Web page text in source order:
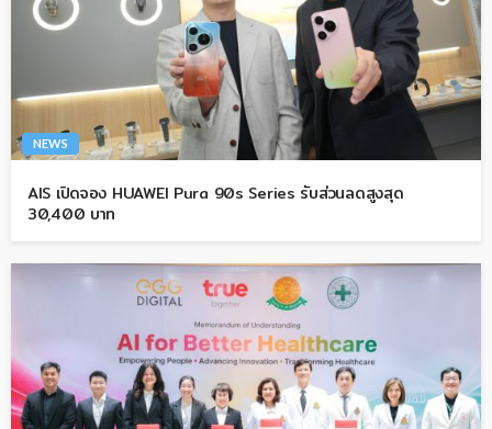
NEWS
AIS เปิดจอง HUAWEI Pura 90s Series รับส่วนลดสูงสุด
30,400 บาท